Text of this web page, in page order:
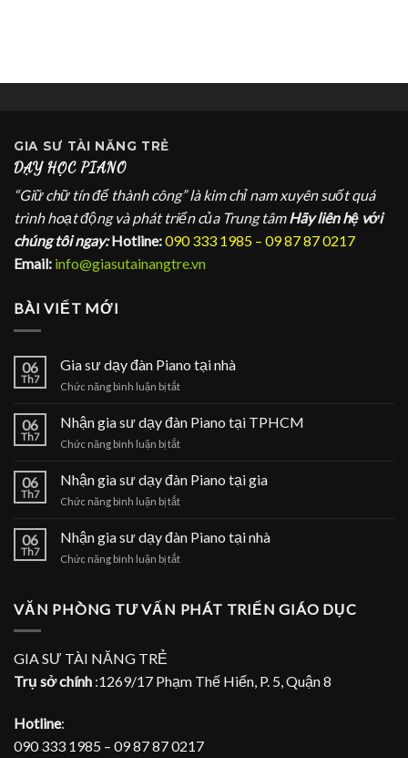
GIA SƯ TÀI NĂNG TRẺ
DẠY HỌC PIANO
“Giữ chữ tín để thành công” là kim chỉ nam xuyên suốt quá
trình hoạt động và phát triển của Trung tâm Hãy liên hệ với
chúng tôi ngay: Hotline:090 333 1985 – 09 87 87 0217
Email: info@giasutainangtre.vn
BÀI VIẾT MỚI
06
Th7
Gia sư dạy đàn Piano tại nhà
Chức năng bình luận bị tắtở
dạy
đàn
tại
06
Th7
Nhận gia sư dạy đàn Piano tại TPHCM
Chức năng bình luận bị tắtở
gia
sư
dạy
Piano
TPHCM
06
Th7
Nhận gia sư dạy đàn Piano tại gia
Chức năng bình luận bị tắtở
gia
sư
dạy
tại
06
Th7
Nhận gia sư dạy đàn Piano tại nhà
Chức năng bình luận bị tắtở
sư
nhà
VĂN PHÒNG TƯ VẤN PHÁT TRIỂN GIÁO DỤC
GIA SƯ TÀI NĂNG TRẺ
Trụ sở chính :1269/17 Phạm Thế Hiển, P. 5, Quận 8
Hotline:
090 333 1985 – 09 87 87 0217